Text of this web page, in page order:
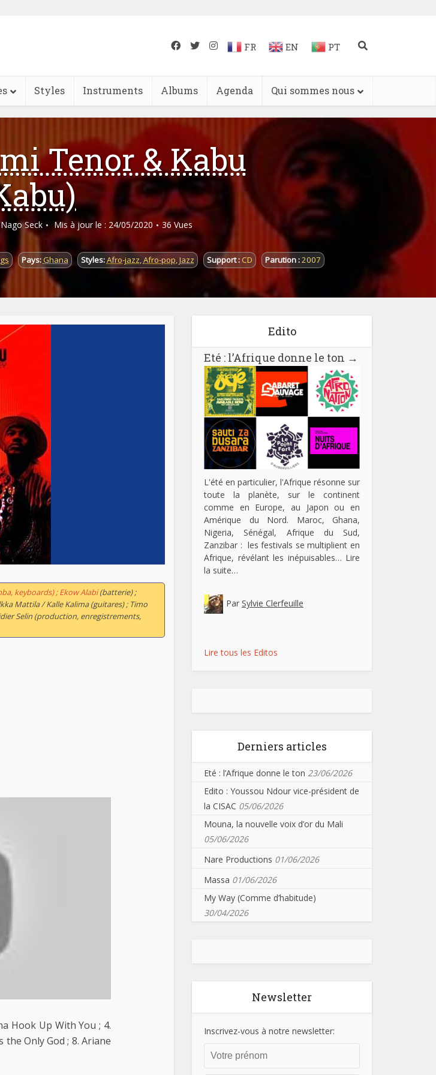
FR EN PT
Styles Instruments Albums Agenda Qui sommes nous
Tenor & Kabu
Nago Seck Mis à jour le : 24/05/2020 36 Vues
Pays:Ghana Styles:Afro-jazz,Afro-pop,Jazz Support : CD Parution :2007
keyboards) ; Ekow Alabi(batterie) ;
Mattila / Kalle Kalima (guitares) ; Timo
Selin (production, enregistrements,
Hook Up With You ; 4.
the Only God ; 8. Ariane
Edito
Eté : l’Afrique donne le ton →
L'été en particulier, l'Afrique résonne sur
toute la planète, sur le continent
comme en Europe, au Japon ou en
Amérique du Nord. Maroc, Ghana,
Nigeria, Sénégal, Afrique du Sud,
Zanzibar : les festivals se multiplient en
Afrique, révélant les inépuisables… Lire
la suite…
Par Sylvie Clerfeuille
Lire tous les Editos
Derniers articles
Eté : l’Afrique donne le ton 23/06/2026
Edito : Youssou Ndour vice-président de
la CISAC 05/06/2026
Mouna, la nouvelle voix d’or du Mali
05/06/2026
Nare Productions 01/06/2026
Massa 01/06/2026
My Way (Comme d’habitude)
30/04/2026
Newsletter
Inscrivez-vous à notre newsletter: